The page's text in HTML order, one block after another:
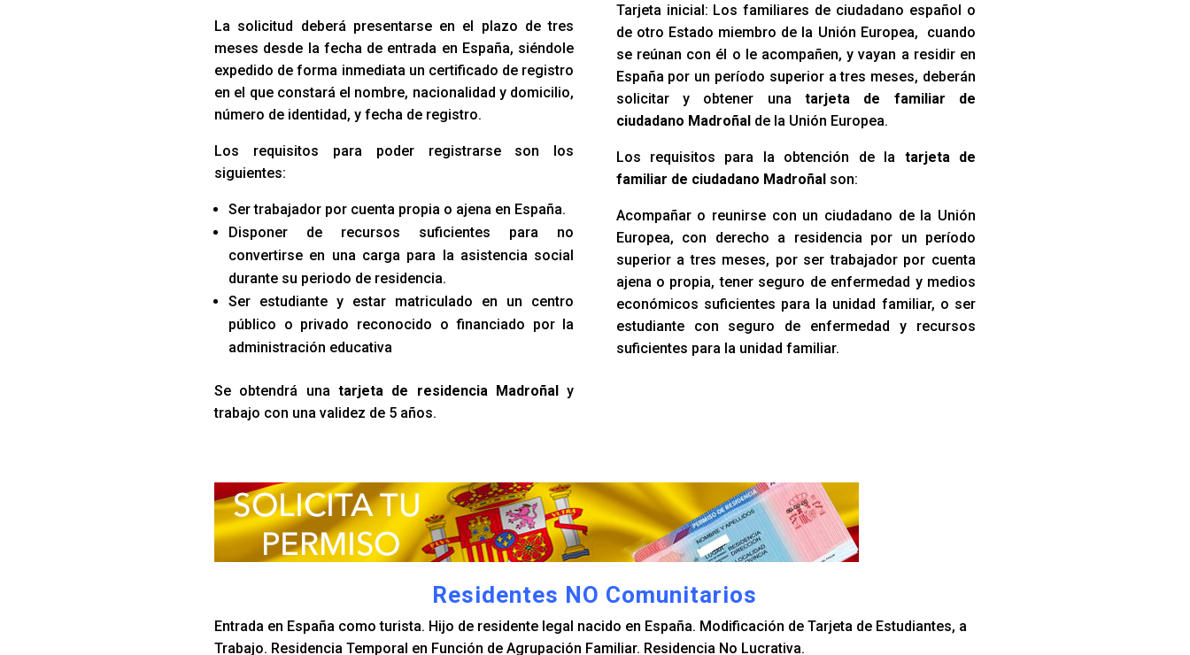
La solicitud deberá presentarse en el plazo de tres
meses desde la fecha de entrada en España, siéndole
expedido de forma inmediata un certificado de registro
en el que constará el nombre, nacionalidad y domicilio,
número de identidad, y fecha de registro.
Los requisitos para poder registrarse son los
siguientes:
Ser trabajador por cuenta propia o ajena en España.
Disponer de recursos suficientes para no
convertirse en una carga para la asistencia social
durante su periodo de residencia.
Ser estudiante y estar matriculado en un centro
público o privado reconocido o financiado por la
administración educativa
Se obtendrá una tarjeta de residencia Madroñaly
trabajo con una validez de 5 años.
Tarjeta inicial: Los familiares de ciudadano español o
de otro Estado miembro de la Unión Europea, cuando
se reúnan con él o le acompañen, y vayan a residir en
España por un período superior a tres meses, deberán
solicitar y obtener una tarjeta de familiar de
ciudadano Madroñalde la Unión Europea.
Los requisitos para la obtención de la tarjeta de
familiar de ciudadano Madroñal son:
Acompañar o reunirse con un ciudadano de la Unión
Europea, con derecho a residencia por un período
superior a tres meses, por ser trabajador por cuenta
ajena o propia, tener seguro de enfermedad y medios
económicos suficientes para la unidad familiar, o ser
estudiante con seguro de enfermedad y recursos
suficientes para la unidad familiar.
Residentes NO Comunitarios
Entrada en España como turista. Hijo de residente legal nacido en España. Modificación de Tarjeta de Estudiantes, a
Trabajo. Residencia Temporal en Función de Agrupación Familiar. Residencia No Lucrativa.